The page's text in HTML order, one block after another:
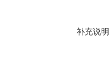
补充说明